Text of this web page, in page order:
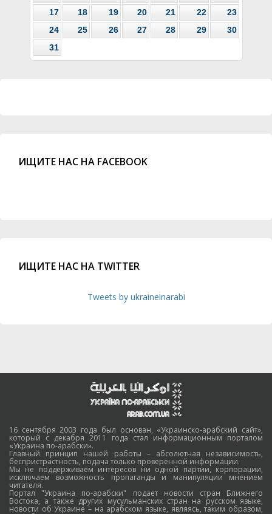
17
18 19 20 21 22
23
24
25 26 27 28 29
30
31
ИЩИТЕ НАС НА FACEBOOK
ИЩИТЕ НАС НА TWITTER
Tweets by ukraineinarabi
16 сентября 2003 года был основан, «Украинско-арабский сайт»,
который с декабря 2011 года стал информационным порталом
«Украина по-арабски».
Главный принцип нашей работы – абсолютная независимость,
беспристрастность, подача только проверенной информации.
Мы не поддерживаем интересов ни одной партии, корпорации,
исключаем возможность пропаганды и манипуляции мнением
читателя.
Портал "Украина по-арабски" подает новости стран Ближнего
Востока, а также других мусульманских стран на русском языке,
новости об Украине – на арабском языке, являясь, таким образом,